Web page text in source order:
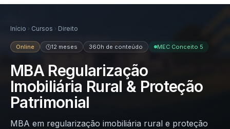
Início Cursos Direito
Online 12 meses 360h de conteúdo MEC Conceito 5
MBA Regularização
Imobiliária Rural & Proteção
Patrimonial
MBA em regularização imobiliária rural e proteção